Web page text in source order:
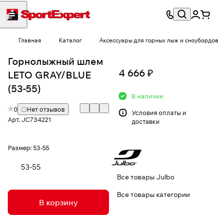
Главная Каталог Аксессуары для горных лыж и сноубордов
Горнолыжный шлем
LETO GRAY/BLUE
(53-55)
0
Нет отзывов
Арт.JC734221
Размер:53-55
53-55
В корзину
4 666 ₽
В наличии
Условия оплаты и
доставки
Все товары Julbo
Все товары категории